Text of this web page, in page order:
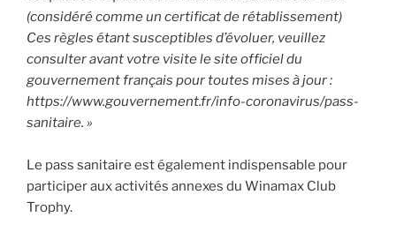
(considéré comme un certificat de rétablissement)
Ces règles étant susceptibles d’évoluer, veuillez
consulter avant votre visite le site officiel du
gouvernement français pour toutes mises à jour :
https://www.gouvernement.fr/info-coronavirus/pass-
sanitaire. »
Le pass sanitaire est également indispensable pour
participer aux activités annexes du Winamax Club
Trophy.